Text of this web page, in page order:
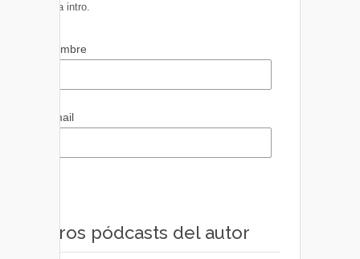
pulsa intro.
Nombre
Email
Otros pódcasts del autor